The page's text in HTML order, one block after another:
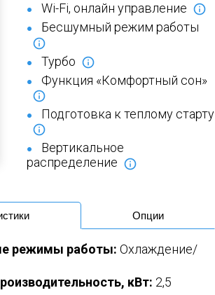
Wi-Fi, онлайн управление
Бесшумный режим работы
Турбо
Функция «Комфортный сон»
Подготовка к теплому старту
Вертикальное
распределение
Опции
режимы работы: Охлаждение/
кВт: 2,5